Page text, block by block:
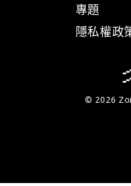
專題
隱私權政
© 2026